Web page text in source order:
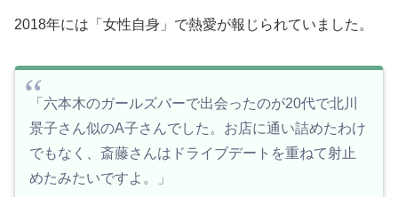
2018年には「女性自身」で熱愛が報じられていました。
「六本木のガールズバーで出会ったのが20代で北川
景子さん似のA子さんでした。お店に通い詰めたわけ
でもなく、斎藤さんはドライブデートを重ねて射止
めたみたいですよ。」